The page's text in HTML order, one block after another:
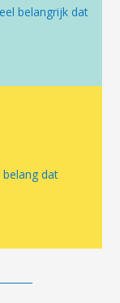
belangrijk dat
dat